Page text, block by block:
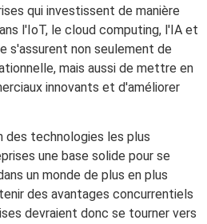
qui investissent de manière
l'IoT, le cloud computing, l'IA et
s'assurent non seulement de
mais aussi de mettre en
innovants et d'améliorer
des technologies les plus
une base solide pour se
un monde de plus en plus
des avantages concurrentiels
devraient donc se tourner vers